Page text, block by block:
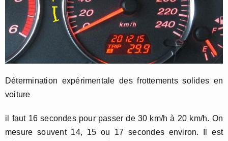
Détermination expérimentale des frottements solides en
voiture
il faut 16 secondes pour passer de 30 km/h à 20 km/h. On
mesure souvent 14, 15 ou 17 secondes environ. Il est